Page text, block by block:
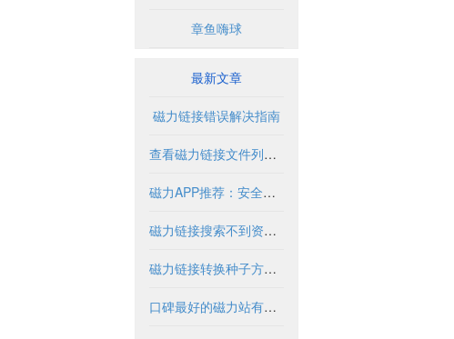
章鱼嗨球
最新文章
磁力链接错误解决指南
查看磁力链接文件列表的实用方法与工具
磁力APP推荐：安全使用指南与优质资源盘点
磁力链接搜索不到资源怎么办？
磁力链接转换种子方法与工具解析
口碑最好的磁力站有哪些推荐？2024年全面解析